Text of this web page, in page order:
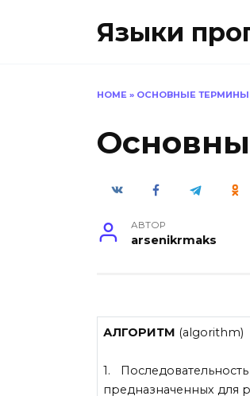
Языки
HOME » ОСНОВНЫЕ ТЕРМИНЫ
АВТОР
arsenikrmaks
АЛГОРИТМ (algorithm)
1.
предназначенных для